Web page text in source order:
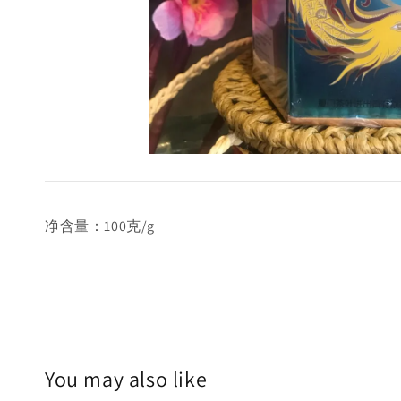
净含量：100克/g
You may also like